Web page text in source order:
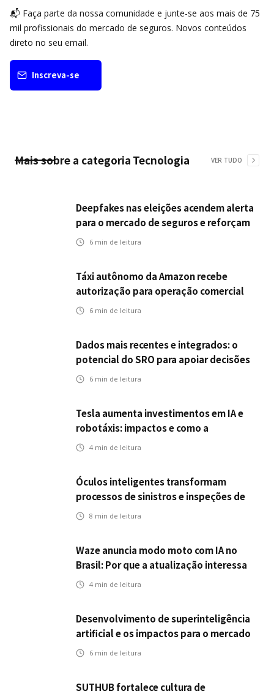
📬 Faça parte da nossa comunidade e junte-se aos mais de 75
mil profissionais do mercado de seguros. Novos conteúdos
direto no seu email.
Inscreva-se
Mais sobre a categoria Tecnologia VER TUDO
Deepfakes nas eleições acendem alerta
para o mercado de seguros e reforçam
desafios da inteligência artificial
6 min de leitura
Táxi autônomo da Amazon recebe
autorização para operação comercial
nos EUA: como a circulação desses
6 min de leitura
Dados mais recentes e integrados: o
potencial do SRO para apoiar decisões
nas seguradoras
6 min de leitura
Tesla aumenta investimentos em IA e
robotáxis: impactos e como a
mobilidade autônoma transforma o
4 min de leitura
Óculos inteligentes transformam
processos de sinistros e inspeções de
seguros
8 min de leitura
Waze anuncia modo moto com IA no
Brasil: Por que a atualização interessa
ao mercado segurador?
4 min de leitura
Desenvolvimento de superinteligência
artificial e os impactos para o mercado
de seguros
6 min de leitura
SUTHUB fortalece cultura de